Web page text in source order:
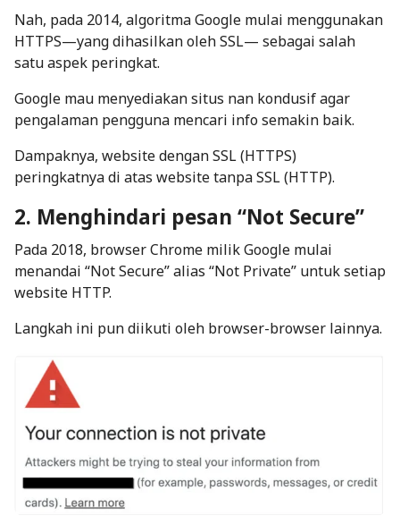
Nah, pada 2014, algoritma Google mulai menggunakan
HTTPS—yang dihasilkan oleh SSL— sebagai salah
satu aspek peringkat.
Google mau menyediakan situs nan kondusif agar
pengalaman pengguna mencari info semakin baik.
Dampaknya, website dengan SSL (HTTPS)
peringkatnya di atas website tanpa SSL (HTTP).
2. Menghindari pesan “Not Secure”
Pada 2018, browser Chrome milik Google mulai
menandai “Not Secure”alias “Not Private” untuk setiap
website HTTP.
Langkah ini pun diikuti oleh browser-browser lainnya.